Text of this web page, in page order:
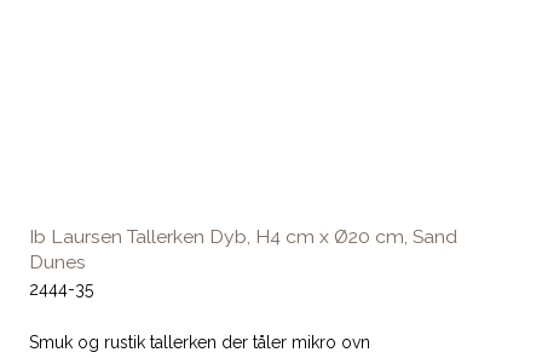
Ib Laursen Tallerken Dyb, H4 cm x Ø20 cm, Sand
Dunes
2444-35
Smuk og rustik tallerken der tåler mikro ovn